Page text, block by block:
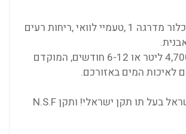
פעולה:מפחית כלור מדרגה 1 ,טעמיי לוואי ,ריחות רעים
קיבולת סינון: 4,700 ליטר או 6-12 חודשים, המוקדם
לאיכות המים באזורכם.
בעל תו תקן ישראלי! ותקןN.S.F